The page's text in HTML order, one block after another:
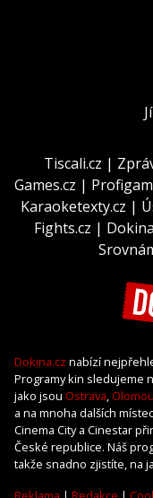
Tiscali.cz |
Games.cz |
Karaoketexty.cz |
Fights.cz |
Dokina.cz nabízí
Programy kin sledujeme
jako jsou Ostrava,
a na mnoha dalších
Cinema City a Cinestar
České republice. Náš
takže snadno zjistíte, na